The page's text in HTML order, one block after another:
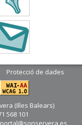
Protecció de dades
(Illes Balears)
568 101